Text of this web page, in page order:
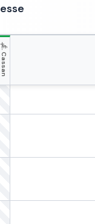
É. Cassan
+